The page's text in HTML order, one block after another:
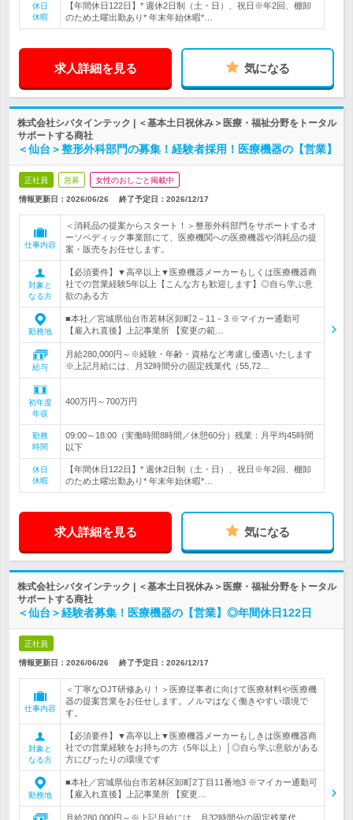
休日
休暇
【年間休日122日】* 週休2日制（土・日）、祝日※年2回、棚卸
のため土曜出勤あり* 年末年始休暇*…
求人詳細を見る 気になる
株式会社シバタインテック | ＜基本土日祝休み＞医療・福祉分野をトータル
サポートする商社
＜仙台＞整形外科部門の募集！経験者採用！医療機器の【営業】
正社員 急募 女性のおしごと掲載中
情報更新日：2026/06/26 終了予定日： 2026/12/17
仕事内容
＜消耗品の提案からスタート！＞整形外科部門をサポートするオ
ーソペディック事業部にて、医療機関への医療機器や消耗品の提
案・販売をお任せします。
対象と
なる方
【必須要件】▼高卒以上▼医療機器メーカーもしくは医療機器商
社での営業経験5年以上【こんな方も歓迎します】◎自ら学ぶ意
欲のある方
勤務地
■本社／宮城県仙台市若林区卸町2－11－3 ※マイカー通勤可
【雇入れ直後】上記事業所 【変更の範…
給与
月給280,000円～※経験・年齢・資格など考慮し優遇いたします
※上記月給には、月32時間分の固定残業代（55,72…
初年度
年収
400万円～700万円
勤務
時間
09:00～18:00（実働時間8時間／休憩60分）残業：月平均45時間
以下
休日
休暇
【年間休日122日】* 週休2日制（土・日）、祝日※年2回、棚卸
のため土曜出勤あり* 年末年始休暇*…
求人詳細を見る 気になる
株式会社シバタインテック | ＜基本土日祝休み＞医療・福祉分野をトータル
サポートする商社
＜仙台＞経験者募集！医療機器の【営業】◎年間休日122日
正社員
情報更新日：2026/06/26 終了予定日： 2026/12/17
仕事内容
＜丁寧なOJT研修あり！＞医療従事者に向けて医療材料や医療機
器の提案営業をお任せします。ノルマはなく働きやすい環境で
す。
対象と
なる方
【必須要件】▼高卒以上▼医療機器メーカーもしきは医療機器商
社での営業経験をお持ちの方（5年以上）│◎自ら学ぶ意欲がある
方にぴったりの環境です
勤務地
■本社／宮城県仙台市若林区卸町2丁目11番地3 ※マイカー通勤可
【雇入れ直後】上記事業所 【変更…
月給280,000円～※上記月給には、月32時間分の固定残業代